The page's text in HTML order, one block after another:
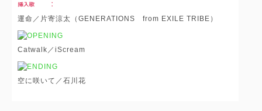
運命／片寄涼太（GENERATIONS from EXILE TRIBE）
Catwalk／iScream
空に咲いて／石川花